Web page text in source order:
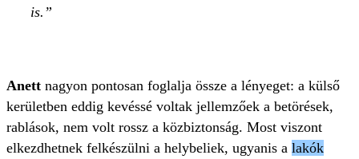
is.
Anett nagyon pontosan foglalja össze a lényeget: a külső
kerületben eddig kevéssé voltak jellemzőek a betörések,
rablások, nem volt rossz a közbiztonság. Most viszont
elkezdhetnek felkészülni a helybeliek, ugyanis a lakók